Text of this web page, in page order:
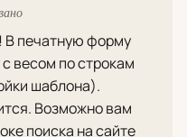
В печатную форму
весом по строкам
шаблона).
Возможно вам
поиска на сайте